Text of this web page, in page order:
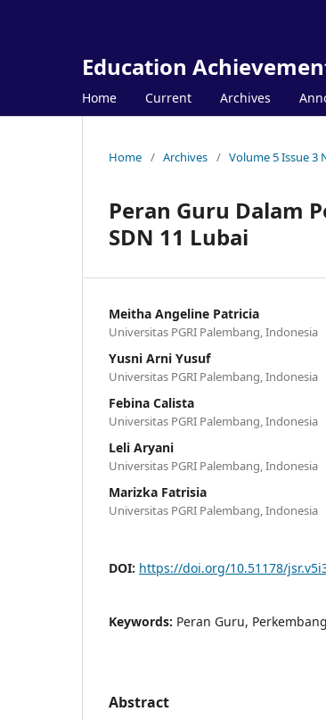
Education
Home Current Archives
Home / Archives / Volume 5 Issue 3
Peran Guru Dalam
SDN 11 Lubai
Meitha Angeline Patricia
Universitas PGRI Palembang, Indonesia
Yusni Arni Yusuf
Universitas PGRI Palembang, Indonesia
Febina Calista
Universitas PGRI Palembang, Indonesia
Leli Aryani
Universitas PGRI Palembang, Indonesia
Marizka Fatrisia
Universitas PGRI Palembang, Indonesia
DOI: https://doi.org/10.51178/
Keywords: Peran Guru,
Abstract